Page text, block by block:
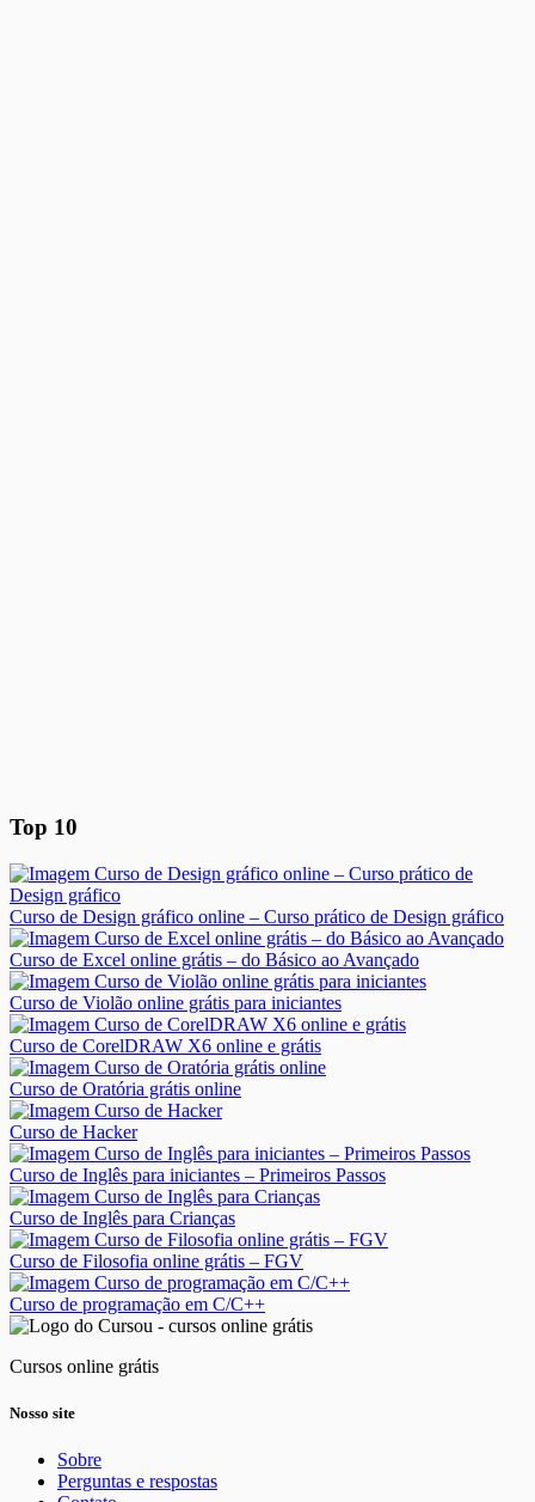
Top 10
Curso de Design gráfico online – Curso prático de Design gráfico
Curso de Excel online grátis – do Básico ao Avançado
Curso de Violão online grátis para iniciantes
Curso de CorelDRAW X6 online e grátis
Curso de Oratória grátis online
Curso de Hacker
Curso de Inglês para iniciantes – Primeiros Passos
Curso de Inglês para Crianças
Curso de Filosofia online grátis – FGV
Curso de programação em C/C++
Cursos online grátis
Nosso site
Sobre
Perguntas e respostas